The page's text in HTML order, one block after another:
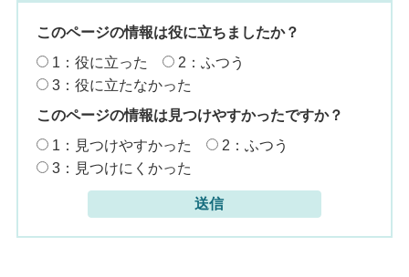
このページの情報は役に立ちましたか？
1：役に立った
2：ふつう
3：役に立たなかった
このページの情報は見つけやすかったですか？
1：見つけやすかった
2：ふつう
3：見つけにくかった